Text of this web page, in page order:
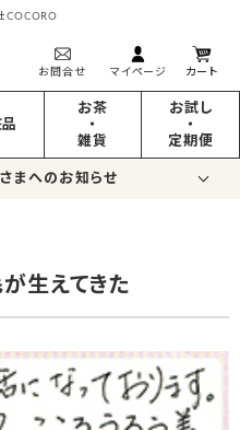
COCORO
お問合せ マイページ カート
お茶
・
雑貨
お試し
・
定期便
まへのお知らせ
生えてきた